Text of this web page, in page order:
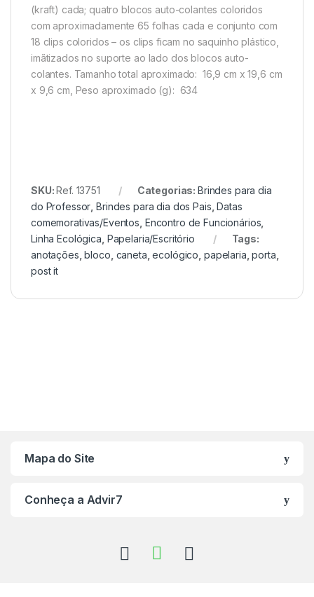
(kraft) cada; quatro blocos auto-colantes coloridos
com aproximadamente 65 folhas cada e conjunto com
18 clips coloridos – os clips ficam no saquinho plástico,
imãtizados no suporte ao lado dos blocos auto-
colantes. Tamanho total aproximado: 16,9 cm x 19,6 cm
x 9,6 cm, Peso aproximado (g): 634
SKU:Ref. 13751 Categorias: Brindes para dia
do Professor ,Brindes para dia dos Pais ,Datas
comemorativas/Eventos Encontro de Funcionários
Linha Ecológica Papelaria/Escritório
Tags:
anotações ,bloco caneta ,ecológico papelaria ,porta
post it
Mapa do Site
Conheça a Advir7